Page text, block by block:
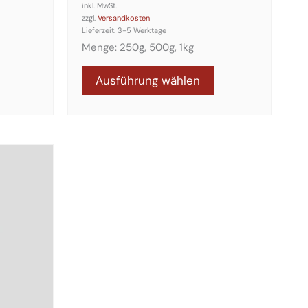
inkl. MwSt.
zzgl.Versandkosten
Lieferzeit:3-5 Werktage
Menge: 250g, 500g, 1kg
Ausführung wählen